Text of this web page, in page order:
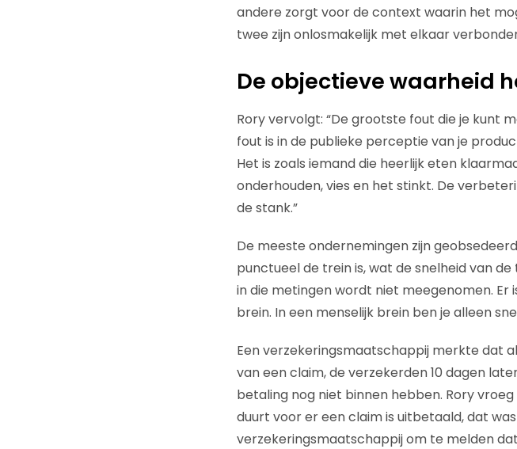
andere zorgt voor de context waarin het
twee zijn onlosmakelijk met elkaar
De objectieve waarheid
Rory vervolgt: “De grootste fout die je kunt
fout is in de publieke perceptie van je
Het is zoals iemand die heerlijk eten
onderhouden, vies en het stinkt. De
de stank.”
De meeste ondernemingen zijn
punctueel de trein is, wat de snelheid van
in die metingen wordt niet meegenomen. Er
brein. In een menselijk brein ben je alleen
Een verzekeringsmaatschappij merkte dat
van een claim, de verzekerden 10 dagen
betaling nog niet binnen hebben. Rory
duurt voor er een claim is uitbetaald, dat
verzekeringsmaatschappij om te melden